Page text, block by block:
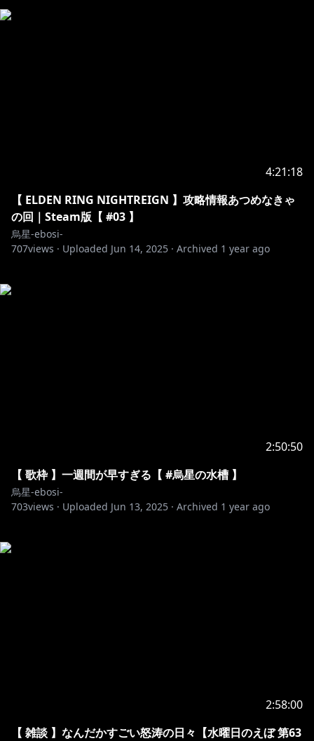
4:21:18
【 ELDEN RING NIGHTREIGN 】攻略情報あつめなきゃ
の回｜Steam版【 #03 】
烏星-ebosi-
707views · Uploaded Jun 14, 2025 · Archived 1 year ago
2:50:50
【 歌枠 】一週間が早すぎる【 #烏星の水槽 】
烏星-ebosi-
703views · Uploaded Jun 13, 2025 · Archived 1 year ago
2:58:00
【 雑談 】なんだかすごい怒涛の日々【水曜日のえぼ 第63